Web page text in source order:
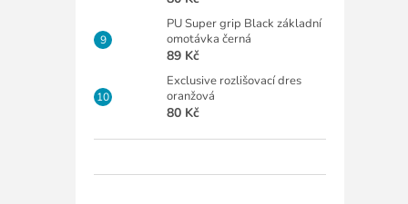
PU Super grip Black základní
omotávka černá
89 Kč
Exclusive rozlišovací dres
oranžová
80 Kč